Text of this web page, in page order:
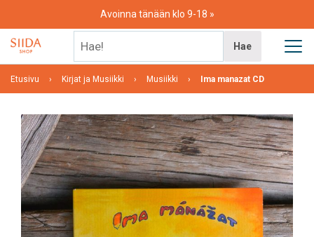
content
Avoinna tänään klo 9-18
Hae
Etusivu Kirjat ja Musiikki Musiikki Ima manazat CD